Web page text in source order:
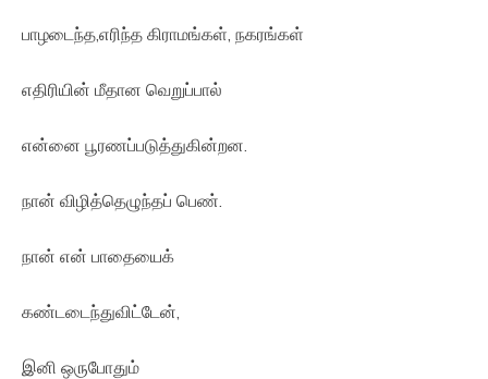
பாழடைந்த,எரிந்த கிராமங்கள், நகரங்கள்
எதிரியின் மீதான வெறுப்பால்
என்னை பூரணப்படுத்துகின்றன.
நான் விழித்தெழுந்தப் பெண்.
நான் என் பாதையைக்
கண்டடைந்துவிட்டேன்,
இனி ஒருபோதும்